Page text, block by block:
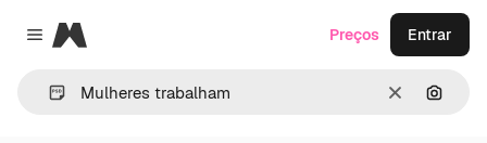
Close menu
Magnific
Limpar
Preços Entrar